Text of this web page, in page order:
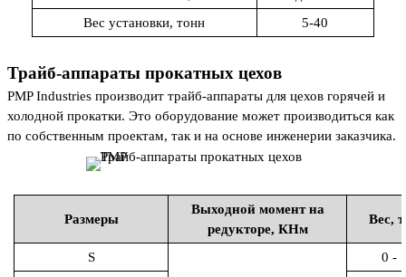
Вес установки, тонн
5-40
Трайб-аппараты прокатных цехов
PMP Industries производит трайб-аппараты для цехов горячей и
холодной прокатки. Это оборудование может производиться как
по собственным проектам, так и на основе инженерии заказчика.
Размеры
Выходной момент на
редукторе, КНм
Вес,
S
0 -